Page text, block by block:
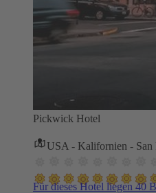
Pickwick Hotel
USA - Kalifornien -
Für dieses Hotel liegen 40